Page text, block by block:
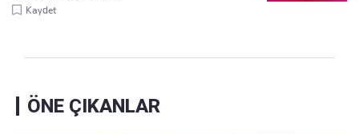
Kaydet
ÖNE ÇIKANLAR